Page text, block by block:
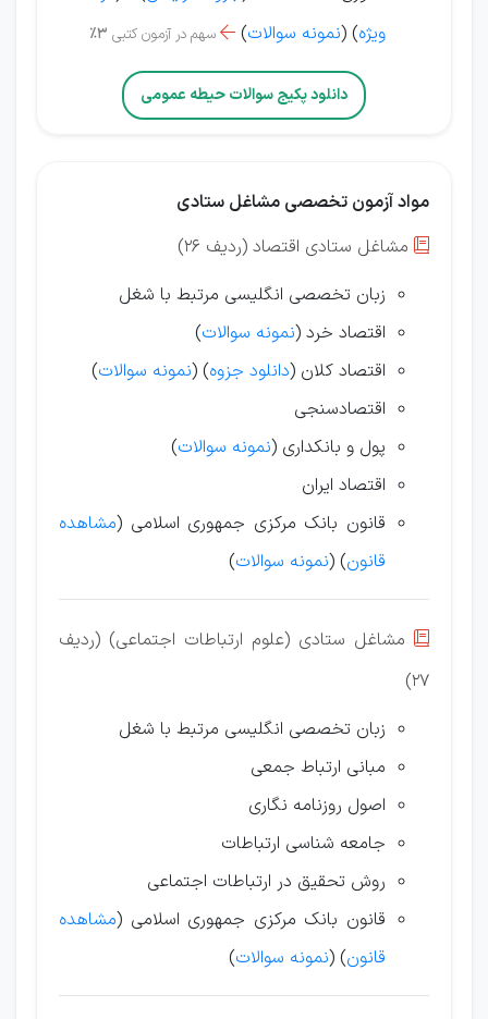
ویژه) (نمونه سوالات)
 سهم در آزمون کتبی 3%
دانلود پکیج سوالات حیطه عمومی
مواد آزمون تخصصی مشاغل ستادی

مشاغل ستادی اقتصاد (ردیف 26)
زبان تخصصی انگلیسی مرتبط با شغل
اقتصاد خرد (نمونه سوالات)
اقتصاد کلان (دانلود جزوه)
(نمونه سوالات)
اقتصادسنجی
پول و بانکداری (نمونه سوالات)
اقتصاد ایران
قانون بانک مرکزی جمهوری اسلامی (مشاهده
قانون) (نمونه سوالات)

مشاغل ستادی (علوم ارتباطات اجتماعی) (ردیف
27)
زبان تخصصی انگلیسی مرتبط با شغل
مبانی ارتباط جمعی
اصول روزنامه نگاری
جامعه شناسی ارتباطات
روش تحقیق در ارتباطات اجتماعی
قانون بانک مرکزی جمهوری اسلامی (مشاهده
قانون) (نمونه سوالات)